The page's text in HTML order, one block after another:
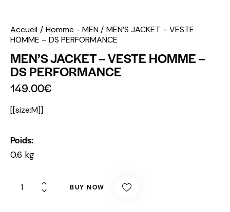
Accueil Homme - MEN
MEN’S JACKET – VESTE
HOMME – DS PERFORMANCE
MEN’S JACKET – VESTE HOMME –
DS PERFORMANCE
149.00€
[[size:M]]
Poids
0.6 kg
BUY NOW